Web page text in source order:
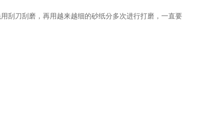
刮刀刮磨，再用越来越细的砂纸分多次进行打磨，一直要